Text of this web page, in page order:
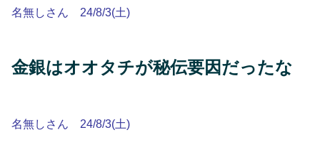
名無しさん 24/8/3(土)
金銀はオオタチが秘伝要因だったな
名無しさん 24/8/3(土)